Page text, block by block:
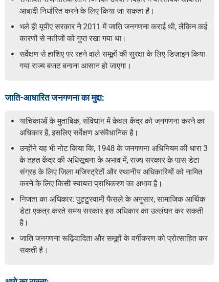
आबादी निर्धारित करने के लिए किया जा सकता है।
भले ही यूपीए सरकार ने 2011 में जाति जनगणना कराई थी, लेकिन कई
कारणों से नतीजों को गुप्त रखा गया था।
सर्वेक्षण से हाशिए पर रहने वाले समूहों की सुरक्षा के लिए डिज़ाइन किया
गया राज्य बजट बनाना आसान हो जाएगा।
जाति-आधारित जनगणना का मुद्दा:
याचिकाओं के मुताबिक, संविधान में केवल केंद्र को जनगणना करने का
अधिकार है, इसलिए सर्वेक्षण असंवैधानिक है।
उन्होंने यह भी नोट किया कि, 1948 के जनगणना अधिनियम की धारा 3
के तहत केंद्र की अधिसूचना के अभाव में, राज्य सरकार के पास डेटा
संग्रह के लिए जिला मजिस्ट्रेटों और स्थानीय अधिकारियों को नामित
करने के लिए किसी स्वायत्त प्राधिकरण का अभाव है।
निजता का अधिकार: पुट्टुस्वामी फैसले के अनुसार, सामाजिक आर्थिक
डेटा एकत्र करते समय सरकार इस अधिकार का उल्लंघन कर सकती
है।
जाति जनगणना रूढ़िवादिता और समूहों के वर्गीकरण को प्रोत्साहित कर
सकती है।